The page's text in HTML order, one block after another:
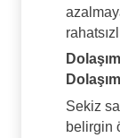
Dolaşım
Sekiz
belirgin